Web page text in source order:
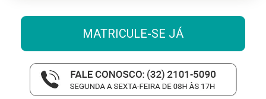
MATRICULE-SE JÁ